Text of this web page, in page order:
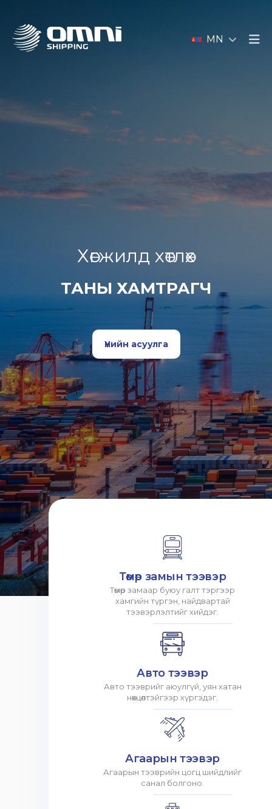
MN
Хөгжилд хөтлөх
ТАНЫ ХАМТРАГЧ
Үнийн асуулга
Төмөр замын тээвэр
Төмөр замаар буюу галт тэргээр
хамгийн түргэн, найдвартай
тээвэрлэлтийг хийдэг.
Авто тээвэр
Авто тээврийг аюулгүй, уян хатан
нөхцөлтэйгээр хүргэдэг.
Агаарын тээвэр
Агаарын тээврийн цогц шийдлийг
санал болгоно.